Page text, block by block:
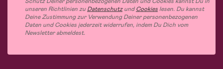
unseren Richtlinien zu DatenschutzundCookies lesen. Du kannst
Deine Zustimmung zur Verwendung Deiner personenbezogenen
Daten und Cookies jederzeit widerrufen, indem Du Dich vom
Newsletter abmeldest.